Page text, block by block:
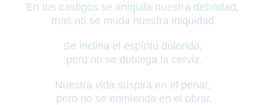
En tus castigos se aniquila nuestra debilidad,
mas no se muda nuestra iniquidad.
Se inclina el espíritu dolorido,
pero no se doblega la cerviz.
Nuestra vida suspira en el penar,
pero no se enmienda en el obrar.